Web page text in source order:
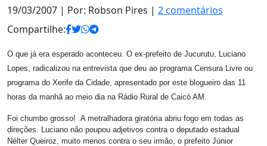
19/03/2007 | Por: Robson Pires | 2 comentários
Compartilhe:
O que já era esperado aconteceu. O ex-prefeito de Jucurutu, Luciano
Lopes, radicalizou na entrevista que deu ao programa Censura Livre ou
programa do Xerife da Cidade, apresentado por este blogueiro das 11
horas da manhã ao meio dia na Rádio Rural de Caicó AM.
Foi chumbo grosso! A metralhadora giratória abriu fogo em todas as
direções. Luciano não poupou adjetivos contra o deputado estadual
Nélter Queiroz, muito menos contra o seu irmão, o prefeito Júnior